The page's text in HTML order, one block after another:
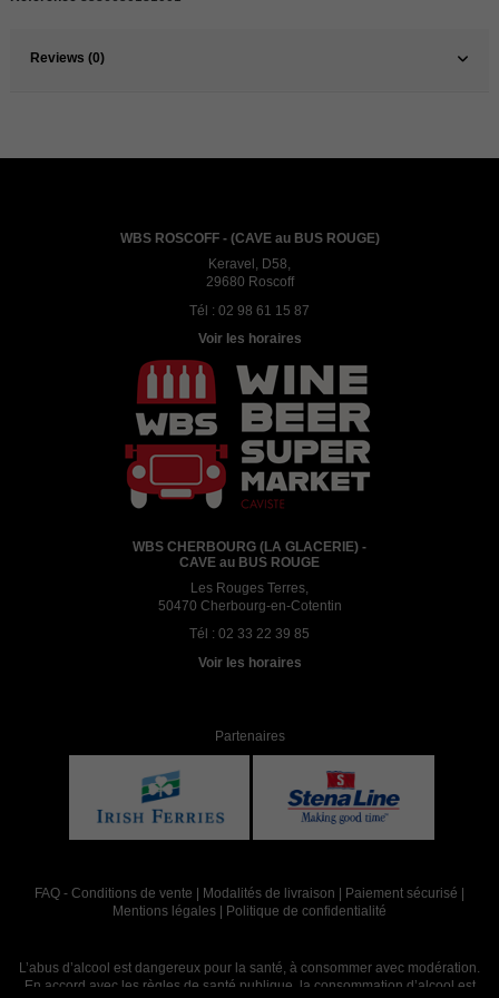
Reviews (0)
WBS ROSCOFF - (CAVE au BUS ROUGE)
Keravel, D58,
29680 Roscoff
Tél : 02 98 61 15 87
Voir les horaires
WBS CHERBOURG (LA GLACERIE) -
CAVE au BUS ROUGE
Les Rouges Terres,
50470 Cherbourg-en-Cotentin
Tél : 02 33 22 39 85
Voir les horaires
Partenaires
FAQ - Conditions de vente Modalités de livraison Paiement sécurisé
Mentions légales
Politique de confidentialité
L’abus d’alcool est dangereux pour la santé, à consommer avec modération.
En accord avec les règles de santé publique, la consommation d’alcool est